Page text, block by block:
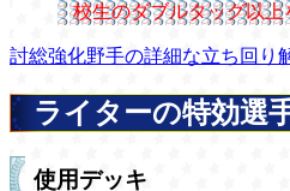
校生のダブルタッグ以上
討総強化野手の詳細な立ち回り
ライターの特効選
使用デッキ